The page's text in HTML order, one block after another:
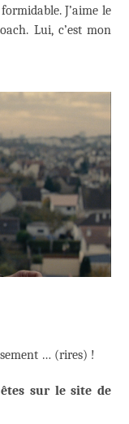
J’aime le
Lui, c’est mon
… (rires) !
sur le site de